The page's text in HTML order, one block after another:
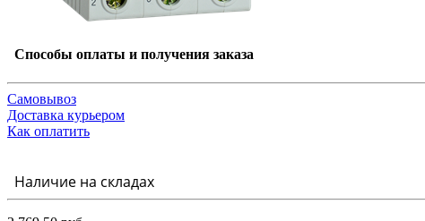
Способы оплаты и получения заказа
Самовывоз
Доставка курьером
Как оплатить
Наличие на складах